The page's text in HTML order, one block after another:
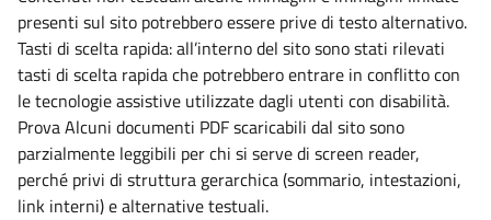
presenti sul sito potrebbero essere prive di testo alternativo.
Tasti di scelta rapida: all’interno del sito sono stati rilevati
tasti di scelta rapida che potrebbero entrare in conflitto con
le tecnologie assistive utilizzate dagli utenti con disabilità.
Prova Alcuni documenti PDF scaricabili dal sito sono
parzialmente leggibili per chi si serve di screen reader,
perché privi di struttura gerarchica (sommario, intestazioni,
link interni) e alternative testuali.